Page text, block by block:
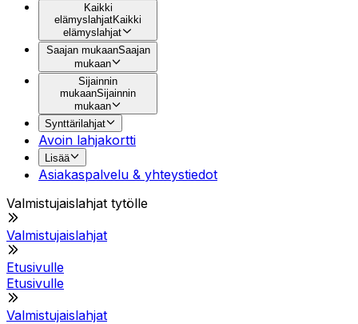
Kaikki
elämyslahjatKaikki
elämyslahjat
Saajan mukaanSaajan
mukaan
Sijainnin
mukaanSijainnin
mukaan
Synttärilahjat
Avoin lahjakortti
Lisää
Asiakaspalvelu & yhteystiedot
Valmistujaislahjat tytölle
Valmistujaislahjat
Etusivulle
Etusivulle
Valmistujaislahjat